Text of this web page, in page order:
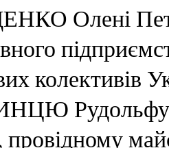
Олені
колективів
Рудольфу
провідному